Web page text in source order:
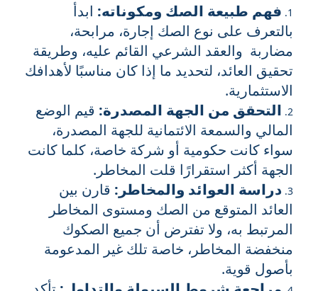
فهم طبيعة الصك ومكوناته: ابدأ
بالتعرف على نوع الصك إجارة، مرابحة،
مضاربة والعقد الشرعي القائم عليه، وطريقة
تحقيق العائد، لتحديد ما إذا كان مناسبًا لأهدافك
الاستثمارية.
التحقق من الجهة المصدرة: قيم الوضع
المالي والسمعة الائتمانية للجهة المصدرة،
سواء كانت حكومية أو شركة خاصة، كلما كانت
الجهة أكثر استقرارًا قلت المخاطر.
دراسة العوائد والمخاطر: قارن بين
العائد المتوقع من الصك ومستوى المخاطر
المرتبط به، ولا تفترض أن جميع الصكوك
منخفضة المخاطر، خاصة تلك غير المدعومة
بأصول قوية.